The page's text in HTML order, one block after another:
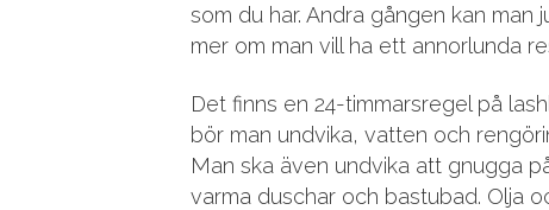
som du har. Andra gången kan man
mer om man vill ha ett annorlunda
Det finns en 24-timmarsregel på
bör man undvika, vatten och
Man ska även undvika att gnugga
varma duschar och bastubad. Olja